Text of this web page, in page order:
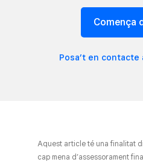
Comença
Posa’t en contacte
Aquest article té una finalitat
cap mena d’assessorament